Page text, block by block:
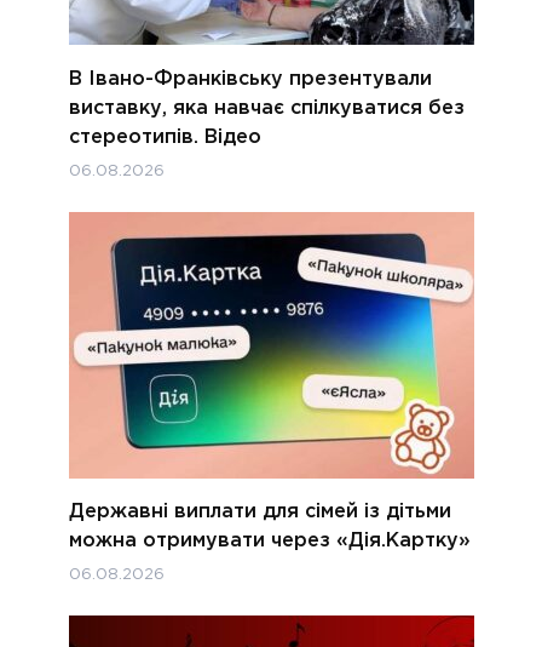
В Івано-Франківську презентували
виставку, яка навчає спілкуватися без
стереотипів. Відео
06.08.2026
Державні виплати для сімей із дітьми
можна отримувати через «Дія.Картку»
06.08.2026